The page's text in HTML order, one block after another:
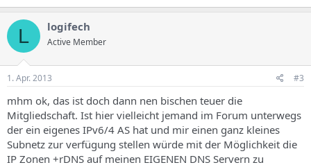
L logifech
Active Member
1. Apr. 2013 #3
mhm ok, das ist doch dann nen bischen teuer die
Mitgliedschaft. Ist hier vielleicht jemand im Forum unterwegs
der ein eigenes IPv6/4 AS hat und mir einen ganz kleines
Subnetz zur verfügung stellen würde mit der Möglichkeit die
IP Zonen +rDNS auf meinen EIGENEN DNS Servern zu